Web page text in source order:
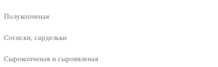
Полукопченая
Сосиски, сардельки
Сырокопченая и сыровяленая